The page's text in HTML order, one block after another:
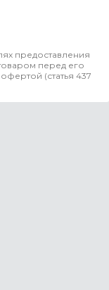
предоставления
перед его
(статья 437